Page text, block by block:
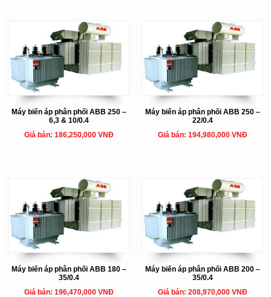
Máy biến áp phân phối ABB 250 –
6,3 & 10/0.4
Giá bán: 186,250,000 VNĐ
Máy biến áp phân phối ABB 250 –
22/0.4
Giá bán: 194,980,000 VNĐ
Máy biến áp phân phối ABB 180 –
35/0.4
Giá bán: 196,470,000 VNĐ
Máy biến áp phân phối ABB 200 –
35/0.4
Giá bán: 208,970,000 VNĐ